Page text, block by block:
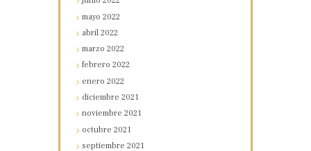
mayo2022
abril2022
marzo2022
febrero2022
enero2022
diciembre2021
noviembre2021
octubre2021
septiembre2021